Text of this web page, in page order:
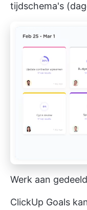
tijdschema's
Werk aan
ClickUp Goals